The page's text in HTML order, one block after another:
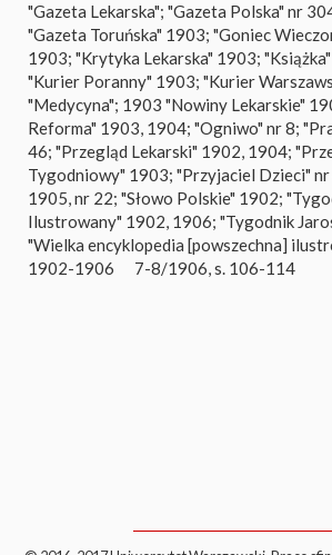
"Gazeta Lekarska"; "Gazeta Polska" nr
"Gazeta Toruńska" 1903; "Goniec
1903; "Krytyka Lekarska" 1903;
"Kurier Poranny" 1903; "Kurier
"Medycyna"; 1903 "Nowiny Lekarskie"
Reforma" 1903, 1904; "Ogniwo" nr 8;
46; "Przegląd Lekarski" 1902, 1904;
Tygodniowy" 1903; "Przyjaciel Dzieci"
1905, nr 22; "Słowo Polskie" 1902;
Ilustrowany" 1902, 1906; "Tygodnik
"Wielka encyklopedia [powszechna]
1902-1906
7-8/1906, s. 106-114